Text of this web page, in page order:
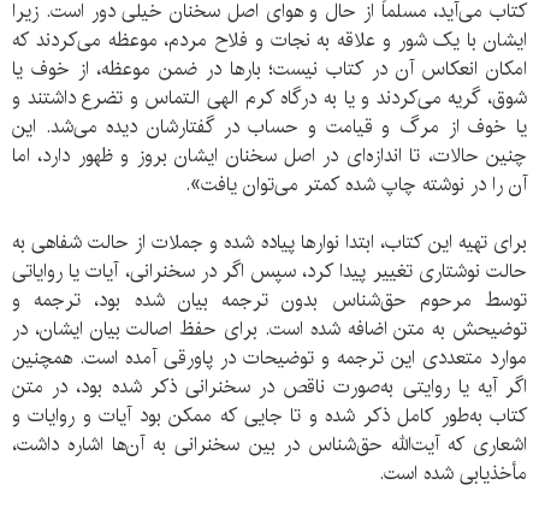
کتاب می‌آید، مسلماً از حال و هوای اصل سخنان خیلی دور است. زیرا
ایشان با یک شور و علاقه به نجات و فلاح مردم، موعظه می‌کردند که
امکان انعکاس آن در کتاب نیست؛ بارها در ضمن موعظه، از خوف یا
شوق، گریه می‌کردند و یا به درگاه کرم الهی التماس و تضرع داشتند و
یا خوف از مرگ و قیامت و حساب در گفتارشان دیده می‌شد. این
چنین حالات، تا اندازه‌ای در اصل سخنان ایشان بروز و ظهور دارد، اما
آن را در نوشته‌ چاپ شده کمتر می‌توان یافت».
برای تهیه این کتاب، ابتدا نوارها پیاده شده و جملات از حالت شفاهی به
حالت نوشتاری تغییر پیدا کرد، سپس اگر در سخنرانی، آیات یا روایاتی
توسط مرحوم حق‌شناس بدون ترجمه بیان شده بود، ترجمه و
توضیحش به متن اضافه شده‌ است. برای حفظ اصالت بیان ایشان، در
موارد متعددی این ترجمه و توضیحات در پاورقی آمده‌ است. همچنین
اگر آیه یا روایتی به‌صورت ناقص در سخنرانی ذکر شده بود، در متن
کتاب به‌طور کامل ذکر شده و تا جایی که ممکن بود آیات و روایات و
اشعاری که آیت‌الله حق‌شناس در بین سخنرانی به آن‌ها اشاره داشت،
مأخذیابی شده‌ است.